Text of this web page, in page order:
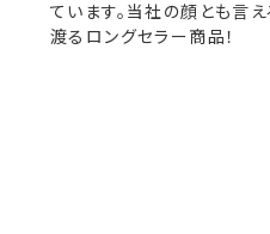
ています。当社の顔とも言
渡るロングセラー商品！